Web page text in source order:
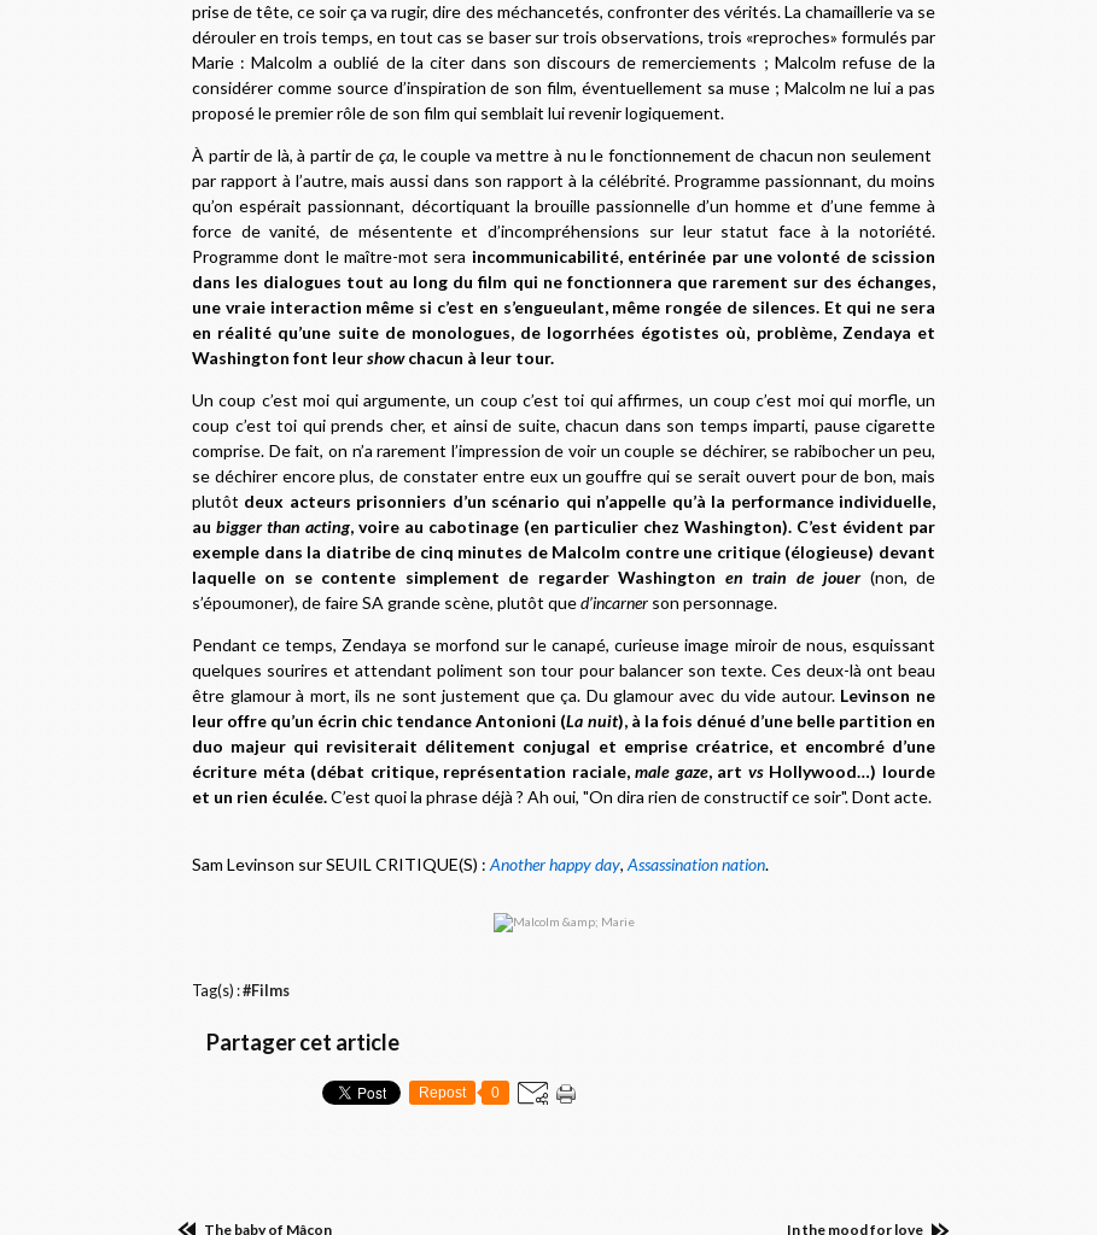
prise de tête, ce soir ça va rugir, dire des méchancetés, confronter des vérités. La chamaillerie va se
dérouler en trois temps, en tout cas se baser sur trois observations, trois «reproches» formulés par
Marie : Malcolm a oublié de la citer dans son discours de remerciements ; Malcolm refuse de la
considérer comme source d’inspiration de son film, éventuellement sa muse ; Malcolm ne lui a pas
proposé le premier rôle de son film qui semblait lui revenir logiquement.
À partir de là, à partir deça, le couple va mettre à nu le fonctionnement de chacun non seulement
par rapport à l’autre, mais aussi dans son rapport à la célébrité. Programme passionnant, du moins
qu’on espérait passionnant, décortiquant la brouille passionnelle d’un homme et d’une femme à
force de vanité, de mésentente et d’incompréhensions sur leur statut face à la notoriété.
Programme dont le maître-mot sera incommunicabilité, entérinée par une volonté de scission
dans les dialogues tout au long du film qui ne fonctionnera que rarement sur des échanges,
une vraie interaction même si c’est en s’engueulant, même rongée de silences. Et qui ne sera
en réalité qu’une suite de monologues, de logorrhées égotistes où, problème, Zendaya et
Washington font leurshowchacun à leur tour.
Un coup c’est moi qui argumente, un coup c’est toi qui affirmes, un coup c’est moi qui morfle, un
coup c’est toi qui prends cher, et ainsi de suite, chacun dans son temps imparti, pause cigarette
comprise. De fait, on n’a rarement l’impression de voir un couple se déchirer, se rabibocher un peu,
se déchirer encore plus, de constater entre eux un gouffre qui se serait ouvert pour de bon, mais
plutôt deux acteurs prisonniers d’un scénario qui n’appelle qu’à la performance individuelle,
au bigger than acting, voire au cabotinage (en particulier chez Washington). C’est évident par
exemple dans la diatribe de cinq minutes de Malcolm contre une critique (élogieuse) devant
laquelle on se contente simplement de regarder Washington en train de jouer(non, de
s’époumoner), de faire SA grande scène, plutôt qued’incarner son personnage.
Pendant ce temps, Zendaya se morfond sur le canapé, curieuse image miroir de nous, esquissant
quelques sourires et attendant poliment son tour pour balancer son texte. Ces deux-là ont beau
être glamour à mort, ils ne sont justement que ça. Du glamour avec du vide autour. Levinson ne
leur offre qu’un écrin chic tendance Antonioni (La nuit), à la fois dénué d’une belle partition en
duo majeur qui revisiterait délitement conjugal et emprise créatrice, et encombré d’une
écriture méta (débat critique, représentation raciale,male gaze, art vs Hollywood…) lourde
et un rien éculée.C’est quoi la phrase déjà ? Ah oui, "On dira rien de constructif ce soir". Dont acte.
Sam Levinson sur SEUIL CRITIQUE(S) : Another happy day, Assassination nation.
Tag(s) :#Films
Partager cet article
Repost 0
The baby of Mâcon In the mood for love